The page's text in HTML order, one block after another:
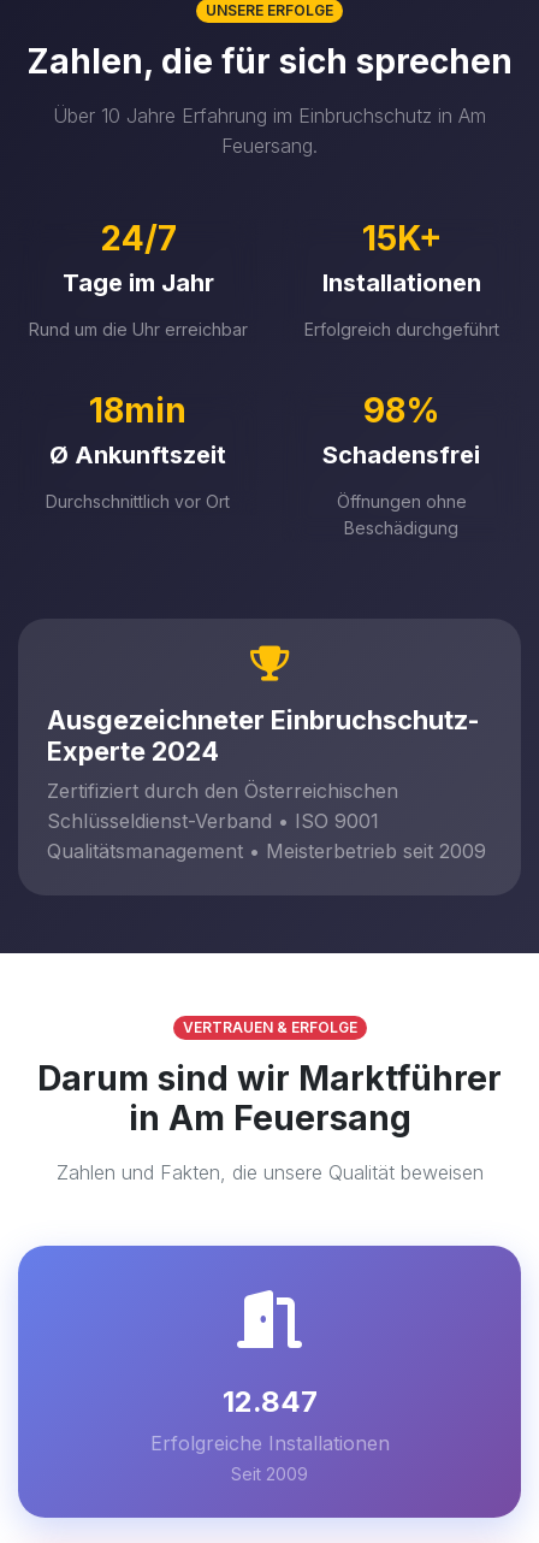
UNSERE ERFOLGE
Zahlen, die für sich sprechen
Über 10 Jahre Erfahrung im Einbruchschutz in Am
Feuersang.
24/7
Tage im Jahr
Rund um die Uhr erreichbar
15K+
Installationen
Erfolgreich durchgeführt
18min
Ø Ankunftszeit
Durchschnittlich vor Ort
98%
Schadensfrei
Öffnungen ohne
Beschädigung
Ausgezeichneter Einbruchschutz-
Experte 2024
Zertifiziert durch den Österreichischen
Schlüsseldienst-Verband • ISO 9001
Qualitätsmanagement • Meisterbetrieb seit 2009
VERTRAUEN & ERFOLGE
Darum sind wir Marktführer
in Am Feuersang
Zahlen und Fakten, die unsere Qualität beweisen
12.847
Erfolgreiche Installationen
Seit 2009